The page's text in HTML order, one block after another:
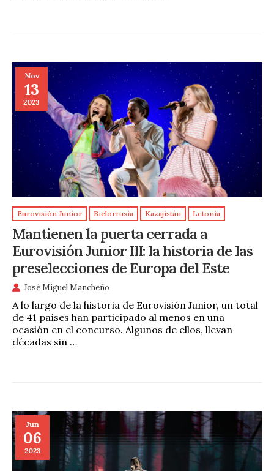
Nov
13
2023
Eurovisión Junior Bielorrusia Kazajistán Letonia
Mantienen la puerta cerrada a
Eurovisión Junior III: la historia de las
preselecciones de Europa del Este
José Miguel Mancheño
A lo largo de la historia de Eurovisión Junior, un total
de 41 países han participado al menos en una
ocasión en el concurso. Algunos de ellos, llevan
décadas sin …
Jun
06
2023